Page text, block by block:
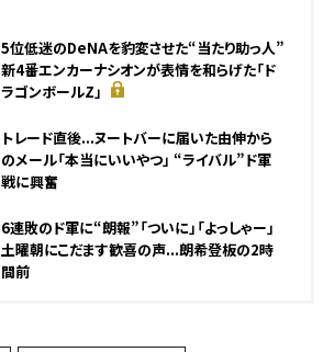
5位低迷のDeNAを豹変させた“当たり助っ人”
新4番エンカーナシオンが表情を和らげた「ド
ラゴンボールZ」
トレード直後...ヌートバーに届いた由伸から
のメール「本当にいいやつ」 “ライバル”ド軍
戦に興奮
6連敗のド軍に“朗報”「ついに」「よっしゃー」
土曜朝にこだます歓喜の声...朗希登板の2時
間前